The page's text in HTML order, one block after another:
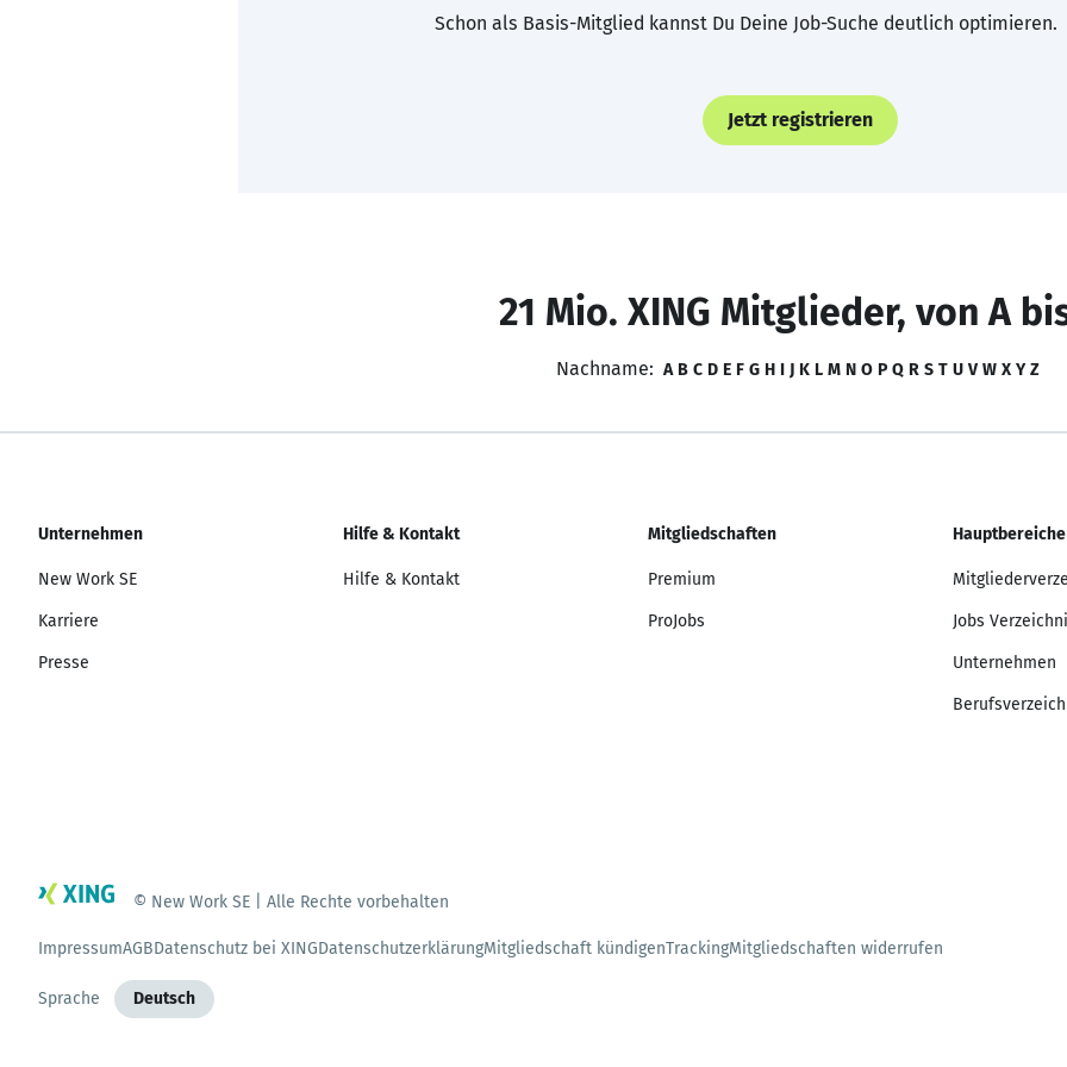
Schon als Basis-Mitglied kannst Du Deine Job-Suche deutlich optimieren.
Jetzt registrieren
21 Mio. XING Mitglieder, von A
Nachname: A B C D E F G H I J K L M N O P Q R S T U V W X Y Z
Unternehmen
New Work SE
Karriere
Presse
Hilfe & Kontakt
Hilfe & Kontakt
Mitgliedschaften
Premium
ProJobs
Hauptbereiche
Jobs
Unternehmen
© New Work SE | Alle Rechte vorbehalten
ImpressumAGBDatenschutz bei XINGDatenschutzerklärungMitgliedschaft kündigenTrackingMitgliedschaften widerrufen
Sprache Deutsch